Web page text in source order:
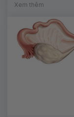
Xem thêm